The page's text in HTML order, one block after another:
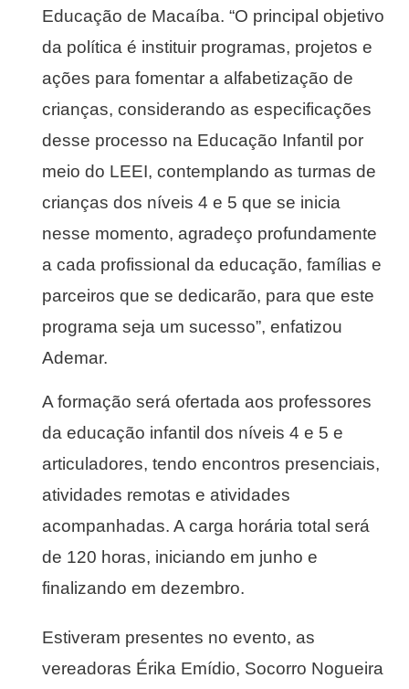
Educação de Macaíba. “O principal objetivo
da política é instituir programas, projetos e
ações para fomentar a alfabetização de
crianças, considerando as especificações
desse processo na Educação Infantil por
meio do LEEI, contemplando as turmas de
crianças dos níveis 4 e 5 que se inicia
nesse momento, agradeço profundamente
a cada profissional da educação, famílias e
parceiros que se dedicarão, para que este
programa seja um sucesso”, enfatizou
Ademar.
A formação será ofertada aos professores
da educação infantil dos níveis 4 e 5 e
articuladores, tendo encontros presenciais,
atividades remotas e atividades
acompanhadas. A carga horária total será
de 120 horas, iniciando em junho e
finalizando em dezembro.
Estiveram presentes no evento, as
vereadoras Érika Emídio, Socorro Nogueira